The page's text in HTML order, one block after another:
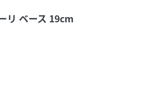
リ ベース 19cm